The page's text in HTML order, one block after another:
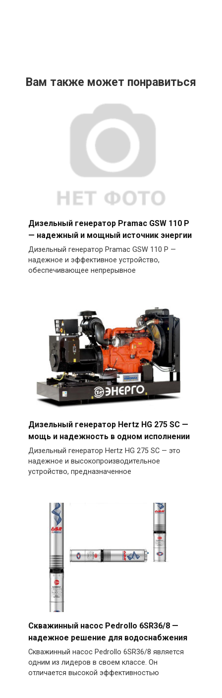
Вам также может понравиться
Дизельный генератор Pramac GSW 110 P
— надежный и мощный источник энергии
Дизельный генератор Pramac GSW 110 P —
надежное и эффективное устройство,
обеспечивающее непрерывное
Дизельный генератор Hertz HG 275 SC —
мощь и надежность в одном исполнении
Дизельный генератор Hertz HG 275 SC — это
надежное и высокопроизводительное
устройство, предназначенное
Скважинный насос Pedrollo 6SR36/8 —
надежное решение для водоснабжения
Скважинный насос Pedrollo 6SR36/8 является
одним из лидеров в своем классе. Он
отличается высокой эффективностью